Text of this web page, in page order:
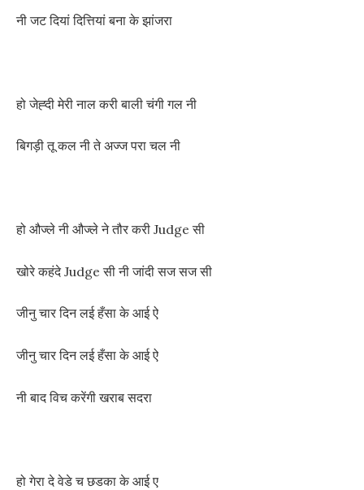
नी जट दियां दित्तियां बना के झांजरा
हो जेह्दी मेरी नाल करी बाली चंगी गल नी
बिगड़ी तू कल नी ते अज्ज परा चल नी
हो औज्ले नी औज्ले ने तौर करी Judge सी
खोरे कहंदे Judge सी नी जांदी सज सज सी
जीनु चार दिन लई हँसा के आई ऐ
जीनु चार दिन लई हँसा के आई ऐ
नी बाद विच करेंगी खराब सदरा
हो गेरा दे वेडे च छडका के आई ए